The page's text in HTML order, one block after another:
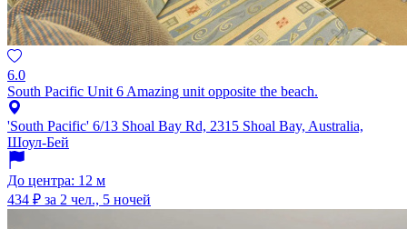
6.0
South Pacific Unit 6 Amazing unit opposite the beach.
'South Pacific' 6/13 Shoal Bay Rd, 2315 Shoal Bay, Australia,
Шоул-Бей
До центра: 12 м
434 ₽ за 2 чел., 5 ночей